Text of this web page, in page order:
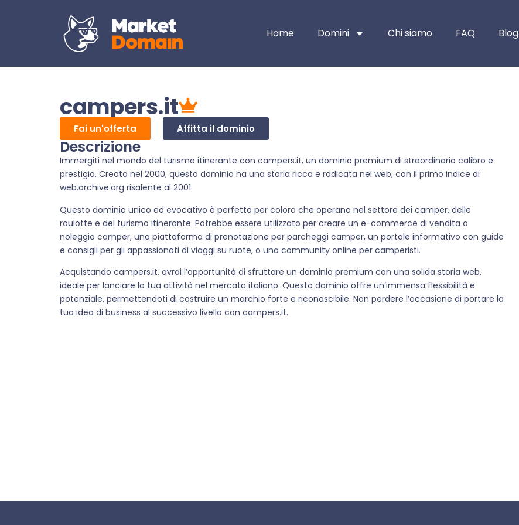
Home Domini Chi siamo FAQ Blog
campers.it
Fai un'offerta Affitta il dominio
Descrizione
Immergiti nel mondo del turismo itinerante con campers.it, un dominio premium di straordinario calibro e
prestigio. Creato nel 2000, questo dominio ha una storia ricca e radicata nel web, con il primo indice di
web.archive.org risalente al 2001.
Questo dominio unico ed evocativo è perfetto per coloro che operano nel settore dei camper, delle
roulotte e del turismo itinerante. Potrebbe essere utilizzato per creare un e-commerce di vendita o
noleggio camper, una piattaforma di prenotazione per parcheggi camper, un portale informativo con guide
e consigli per gli appassionati di viaggi su ruote, o una community online per camperisti.
Acquistando campers.it, avrai l’opportunità di sfruttare un dominio premium con una solida storia web,
ideale per lanciare la tua attività nel mercato italiano. Questo dominio offre un’immensa flessibilità e
potenziale, permettendoti di costruire un marchio forte e riconoscibile. Non perdere l’occasione di portare la
tua idea di business al successivo livello con campers.it.